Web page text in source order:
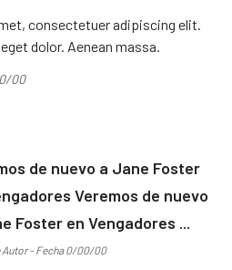
consectetuer adipiscing elit.
dolor. Aenean massa.
00
de nuevo a Jane Foster
Veremos de nuevo
Foster en Vengadores ...
Autor - Fecha 0/00/00